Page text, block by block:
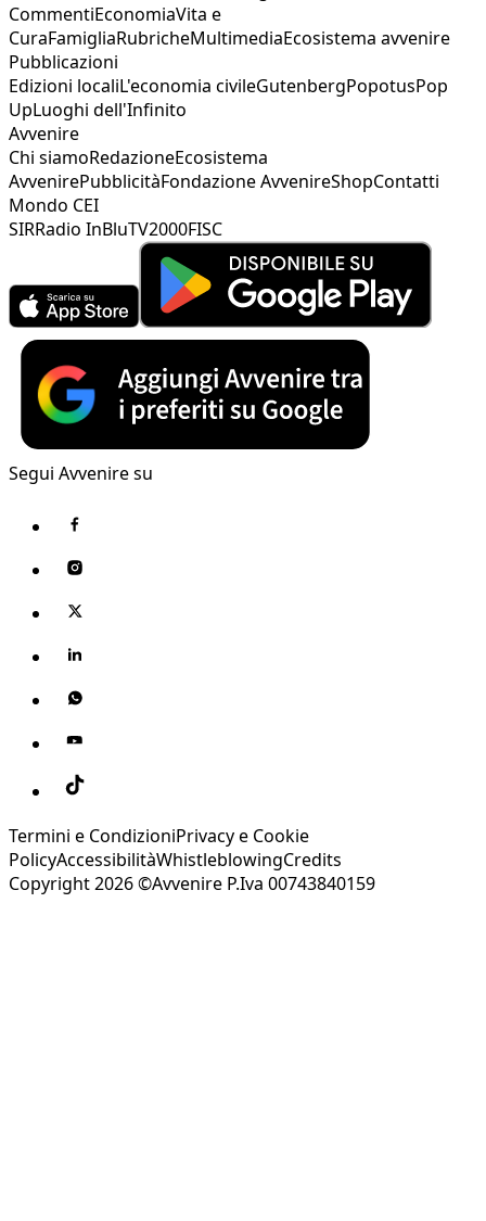
CommentiEconomiaVita e
CuraFamigliaRubricheMultimediaEcosistema avvenire
Pubblicazioni
Edizioni localiL'economia civileGutenbergPopotusPop
UpLuoghi dell'Infinito
Avvenire
Chi siamoRedazioneEcosistema
AvvenirePubblicitàFondazione AvvenireShopContatti
Mondo CEI
SIRRadio InBluTV2000FISC
Segui Avvenire su
Termini e CondizioniPrivacy e Cookie
PolicyAccessibilitàWhistleblowingCredits
Copyright 2026 ©Avvenire P.Iva 00743840159